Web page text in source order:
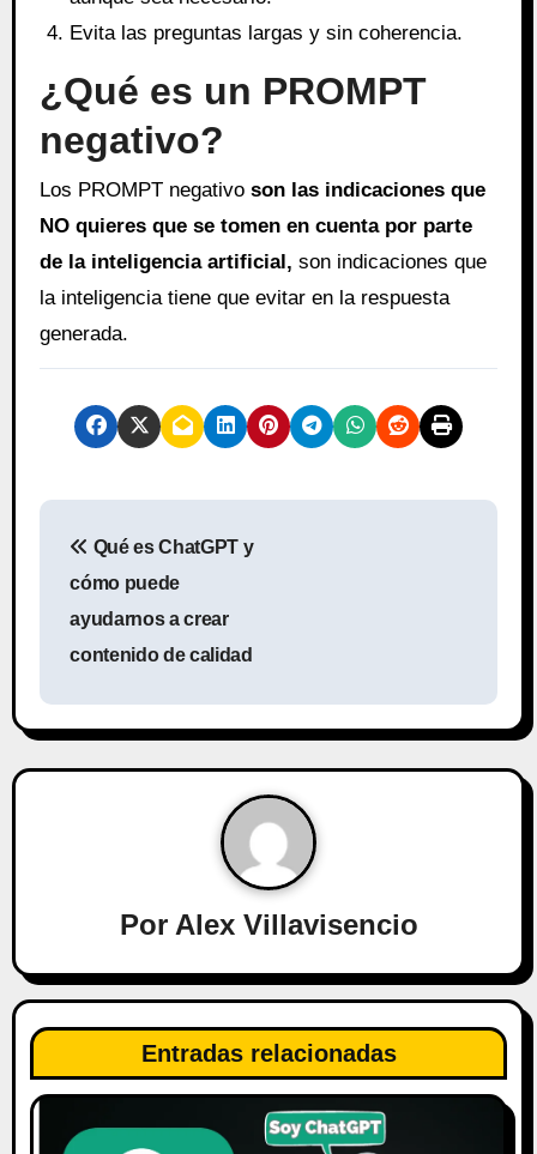
Evita las preguntas largas y sin coherencia.
¿Qué es un PROMPT
negativo?
Los PROMPT negativo son las indicaciones que
NO quieres que se tomen en cuenta por parte
de la inteligencia artificial, son indicaciones que
la inteligencia tiene que evitar en la respuesta
generada.
N
g
a
n
d
e
Qué es ChatGPT y
cómo puede
ayudarnos a crear
contenido de calidad
Por Alex Villavisencio
Entradas relacionadas